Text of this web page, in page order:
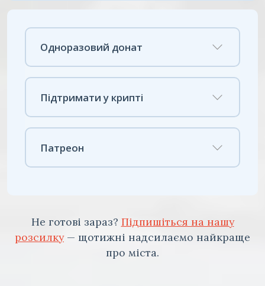
Одноразовий донат
Підтримати у крипті
Патреон
Не готові зараз? Підпишіться на нашу
розсилку— щотижні надсилаємо найкраще
про міста.